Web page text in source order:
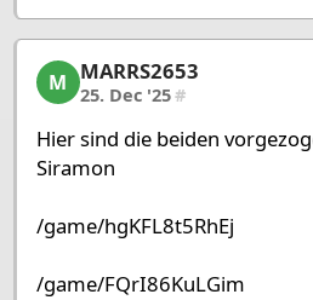
MARRS2653, 29/53, 25.
M MARRS2653
25. Dec '25#
Hier sind die beiden
Siramon
/game/hgKFL8t5RhEj
/game/FQrI86KuLGim